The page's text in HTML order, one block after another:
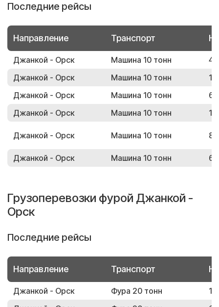
Последние рейсы
Направление Транспорт
Джанкой - Орск Машина 10 тонн
Джанкой - Орск
Машина 10 тонн
Джанкой - Орск
Машина 10 тонн
Джанкой - Орск
Машина 10 тонн
Джанкой - Орск Машина 10 тонн
Джанкой - Орск Машина 10 тонн
Грузоперевозки фурой Джанкой -
Орск
Последние рейсы
Направление Транспорт
Джанкой - Орск Фура 20 тонн